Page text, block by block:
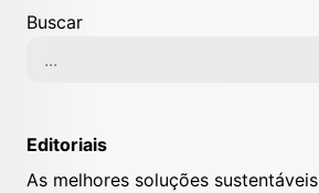
Buscar
Editoriais
As melhores soluções sustentáveis